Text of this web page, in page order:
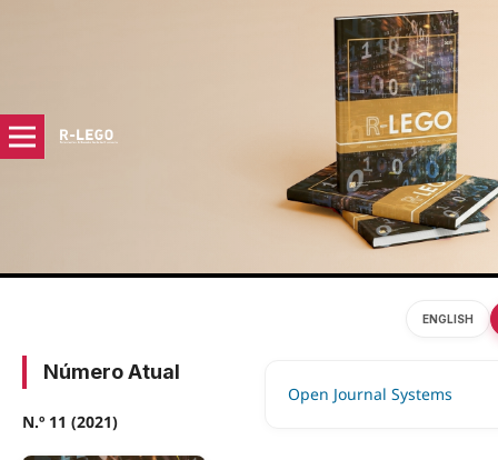
Número Atual
N.º 11 (2021)
Open Journal Systems
ENGLISH